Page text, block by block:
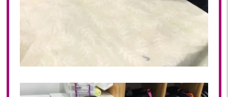
2020年 10月(22)
2020年 09月(20)
2020年 07月(21)